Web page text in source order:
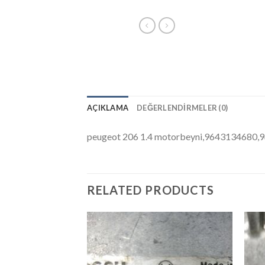
AÇIKLAMA DEĞERLENDIRMELER (0)
peugeot 206 1.4
RELATED PRODUCTS